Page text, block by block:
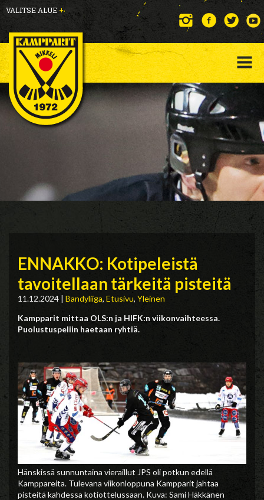
VALITSE ALUE +
ENNAKKO: Kotipeleistä
tavoitellaan tärkeitä pisteitä
11.12.2024 | Bandyliiga, Etusivu, Yleinen
Kampparit mittaa OLS:n ja HIFK:n viikonvaihteessa.
Puolustuspeliin haetaan ryhtiä.
Hänskissä sunnuntaina vieraillut JPS oli potkun edellä
Kamppareita. Tulevana viikonloppuna Kampparit jahtaa
pisteitä kahdessa kotiottelussaan. Kuva: Sami Häkkänen